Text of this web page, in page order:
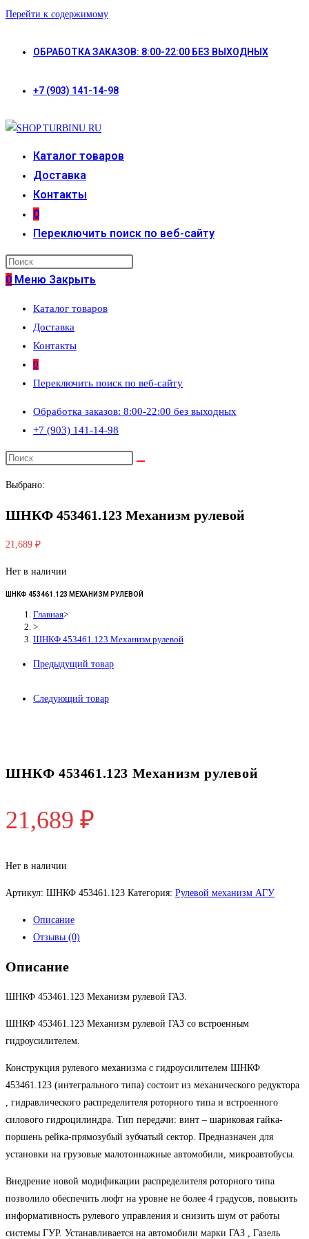
Перейти к содержимому
ОБРАБОТКА ЗАКАЗОВ: 8:00-22:00 БЕЗ ВЫХОДНЫХ
+7 (903) 141-14-98
Каталог товаров
Доставка
Контакты
0
Переключить поиск по веб-сайту
0 Меню Закрыть
Каталог товаров
Доставка
Контакты
0
Переключить поиск по веб-сайту
Обработка заказов: 8:00-22:00 без выходных
+7 (903) 141-14-98
Выбрано:
ШНКФ 453461.123 Механизм рулевой
21,689 ₽
Нет в наличии
ШНКФ 453461.123 МЕХАНИЗМ РУЛЕВОЙ
Главная>
>
ШНКФ 453461.123 Механизм рулевой
Предыдущий товар
Следующий товар
ШНКФ 453461.123 Механизм рулевой
21,689 ₽
Нет в наличии
Артикул: ШНКФ 453461.123 Категория: Рулевой механизм АГУ
Описание
Отзывы (0)
Описание
ШНКФ 453461.123 Механизм рулевой ГАЗ.
ШНКФ 453461.123 Механизм рулевой ГАЗ со встроенным
гидроусилителем.
Конструкция рулевого механизма с гидроусилителем ШНКФ
453461.123 (интегрального типа) состоит из механического редуктора
, гидравлического распределителя роторного типа и встроенного
силового гидроцилиндра. Тип передачи: винт – шариковая гайка-
поршень рейка-прямозубый зубчатый сектор. Предназначен для
установки на грузовые малотоннажные автомобили, микроавтобусы.
Внедрение новой модификации распределителя роторного типа
позволило обеспечить люфт на уровне не более 4 градусов, повысить
информативность рулевого управления и снизить шум от работы
системы ГУР. Устанавливается на автомобили марки ГАЗ , Газель